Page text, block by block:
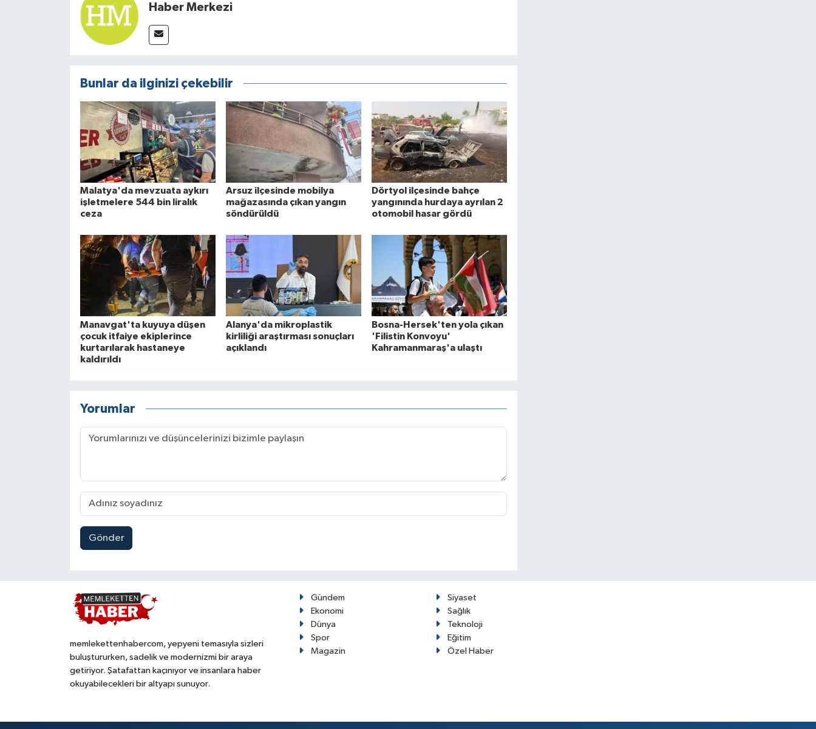
Haber Merkezi
Bunlar da ilginizi çekebilir
Malatya'da mevzuata aykırı
işletmelere 544 bin liralık
ceza
Arsuz ilçesinde mobilya
mağazasında çıkan yangın
söndürüldü
Dörtyol ilçesinde bahçe
yangınında hurdaya ayrılan 2
otomobil hasar gördü
Manavgat'ta kuyuya düşen
çocuk itfaiye ekiplerince
kurtarılarak hastaneye
kaldırıldı
Alanya'da mikroplastik
kirliliği araştırması sonuçları
açıklandı
Bosna-Hersek'ten yola çıkan
'Filistin Konvoyu'
Kahramanmaraş'a ulaştı
Yorumlar
Gönder
memlekettenhabercom, yepyeni temasıyla sizleri
buluştururken, sadelik ve modernizmi bir araya
getiriyor. Şatafattan kaçınıyor ve insanlara haber
okuyabilecekleri bir altyapı sunuyor.
Gündem
Siyaset
Ekonomi
Sağlık
Dünya
Teknoloji
Spor
Eğitim
Magazin
Özel Haber